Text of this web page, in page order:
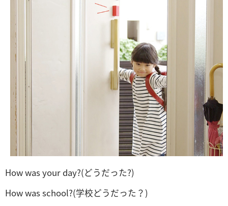
How was your day?(どうだった?)
How was school?(学校どうだった？)